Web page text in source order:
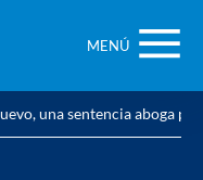
MENÚ
una sentencia aboga